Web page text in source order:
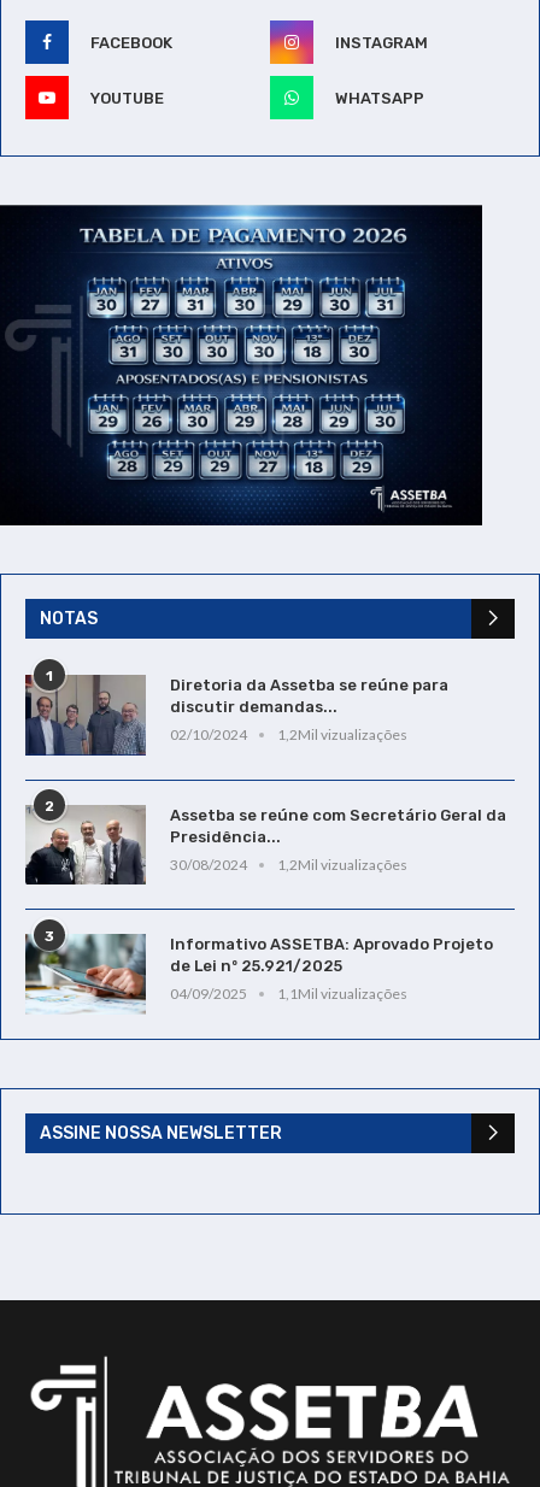
FACEBOOK INSTAGRAM
YOUTUBE WHATSAPP
NOTAS
1
Diretoria da Assetba se reúne para
discutir demandas...
02/10/2024
1,2Mil vizualizações
2
Assetba se reúne com Secretário Geral da
Presidência...
30/08/2024
1,2Mil vizualizações
3
Informativo ASSETBA: Aprovado Projeto
de Lei nº 25.921/2025
04/09/2025
1,1Mil vizualizações
ASSINE NOSSA NEWSLETTER